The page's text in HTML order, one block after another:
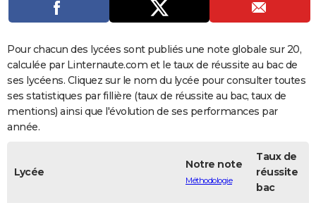
Dictionnaire
Biographies
Expressions
Proverbes
PROGRAMME TV
COPAINS D'AVANT
S'inscrire
Se connecter
Lycées
Collèges
Primaires
Universités
Entreprises
Service militaire
Avis de recherche
AVIS DE DÉCÈS
FORUM
Bricolage
Lifestyle
Culture
Sport
Auto
Television
Voyage
Cinema
Pour chacun des lycées sont publiés une note globale sur 20,
calculée par Linternaute.com et le taux de réussite au bac de
ses lycéens. Cliquez sur le nom du lycée pour consulter toutes
ses statistiques par fillière (taux de réussite au bac, taux de
mentions) ainsi que l'évolution de ses performances par
année.
Lycée
Notre note
Méthodologie
Taux de
réussite
bac